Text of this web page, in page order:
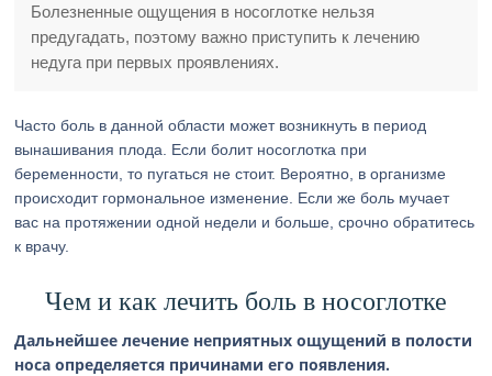
Болезненные ощущения в носоглотке нельзя
предугадать, поэтому важно приступить к лечению
недуга при первых проявлениях.
Часто боль в данной области может возникнуть в период
вынашивания плода. Если болит носоглотка при
беременности, то пугаться не стоит. Вероятно, в организме
происходит гормональное изменение. Если же боль мучает
вас на протяжении одной недели и больше, срочно обратитесь
к врачу.
Чем и как лечить боль в носоглотке
Дальнейшее лечение неприятных ощущений в полости
носа определяется причинами его появления.